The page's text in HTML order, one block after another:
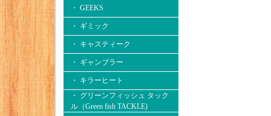
・ GEEKS
・ ギミック
・ キャスティーク
・ ギャンブラー
・ キラーヒート
・ グリーンフィッシュ タック
ル（Green fish TACKLE)